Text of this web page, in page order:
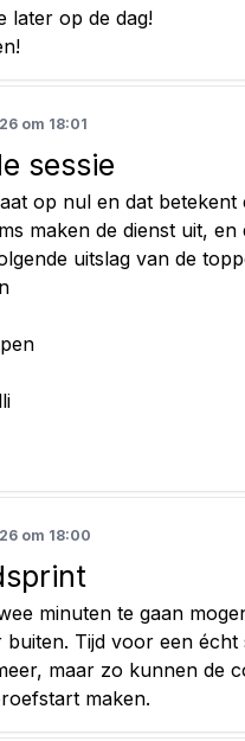
later op de dag!
om 18:01
sessie
op nul en dat betekent
maken de dienst uit, en
uitslag van de
om 18:00
minuten te gaan
buiten. Tijd voor een écht
maar zo kunnen de
maken.